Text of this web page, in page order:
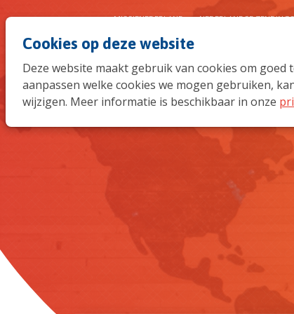
Cookies op deze website
Deze website maakt gebruik van cookies om goed
aanpassen welke cookies we mogen gebruiken,
wijzigen. Meer informatie is beschikbaar in onze
MISSIENEDERLAND NEDERLANDSE